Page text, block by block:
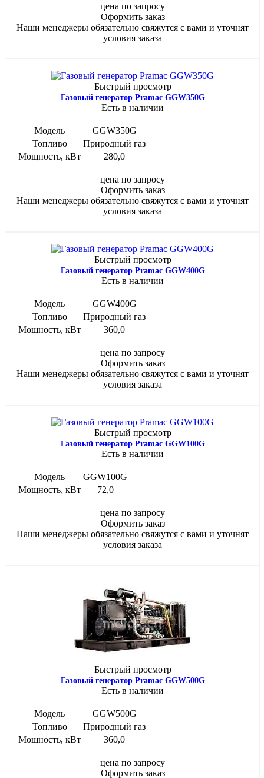
цена по запросу
Оформить заказ
Наши менеджеры обязательно свяжутся с вами и уточнят
условия заказа
Быстрый просмотр
Газовый генератор Pramac GGW350G
Есть в наличии
Модель
GGW350G
Топливо
Природный газ
Мощность, кВт
280,0
цена по запросу
Оформить заказ
Наши менеджеры обязательно свяжутся с вами и уточнят
условия заказа
Быстрый просмотр
Газовый генератор Pramac GGW400G
Есть в наличии
Модель
GGW400G
Топливо
Природный газ
Мощность, кВт
360,0
цена по запросу
Оформить заказ
Наши менеджеры обязательно свяжутся с вами и уточнят
условия заказа
Быстрый просмотр
Газовый генератор Pramac GGW100G
Есть в наличии
Модель
GGW100G
Мощность, кВт
72,0
цена по запросу
Оформить заказ
Наши менеджеры обязательно свяжутся с вами и уточнят
условия заказа
Быстрый просмотр
Газовый генератор Pramac GGW500G
Есть в наличии
Модель
GGW500G
Топливо
Природный газ
Мощность, кВт
360,0
цена по запросу
Оформить заказ